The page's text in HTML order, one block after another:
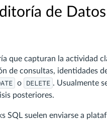
de
que capturan la actividad
de consultas, identidades
o DELETE . Usualmente
posteriores.
SQL suelen enviarse a